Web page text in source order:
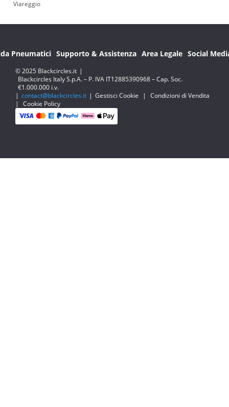
Viareggio
Pneumatici Supporto & Assistenza Area Legale Social
© 2025 Blackcircles.it |
Blackcircles Italy S.p.A. – P. IVA IT12885390968 – Cap. Soc.
€1.000.000 i.v.
| contact@blackcircles.it | Gestisci Cookie |
Condizioni di Vendita
|
Cookie Policy